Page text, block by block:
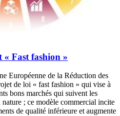
« Fast fashion »
Européenne de la Réduction des
de loi « fast fashion » qui vise à
bons marchés qui suivent les
nature ; ce modèle commercial incite
de qualité inférieure et augmente